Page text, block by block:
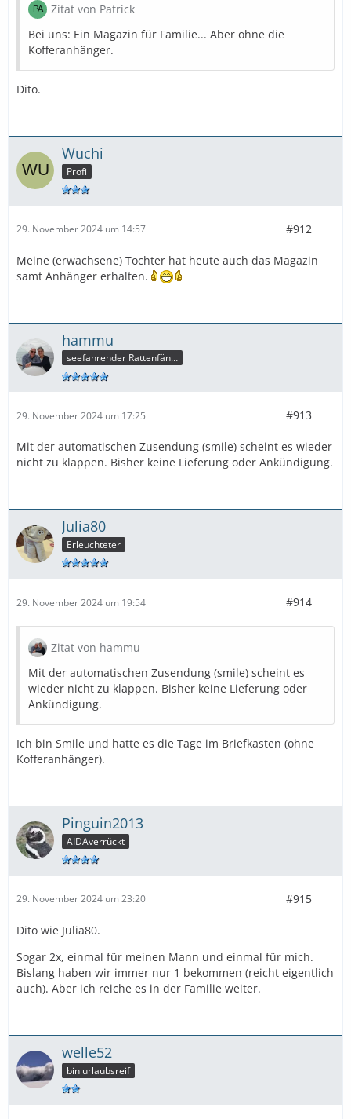
Zitat von Patrick
Bei uns: Ein Magazin für Familie... Aber ohne die
Kofferanhänger.
Dito.
Wuchi
Profi
29. November 2024 um 14:57 #912
Meine (erwachsene) Tochter hat heute auch das Magazin
samt Anhänger erhalten.
hammu
seefahrender Rattenfänger
29. November 2024 um 17:25 #913
Mit der automatischen Zusendung (smile) scheint es wieder
nicht zu klappen. Bisher keine Lieferung oder Ankündigung.
Julia80
Erleuchteter
29. November 2024 um 19:54 #914
Zitat von hammu
Mit der automatischen Zusendung (smile) scheint es
wieder nicht zu klappen. Bisher keine Lieferung oder
Ankündigung.
Ich bin Smile und hatte es die Tage im Briefkasten (ohne
Kofferanhänger).
Pinguin2013
AIDAverrückt
29. November 2024 um 23:20 #915
Dito wie Julia80.
Sogar 2x, einmal für meinen Mann und einmal für mich.
Bislang haben wir immer nur 1 bekommen (reicht eigentlich
auch). Aber ich reiche es in der Familie weiter.
welle52
bin urlaubsreif